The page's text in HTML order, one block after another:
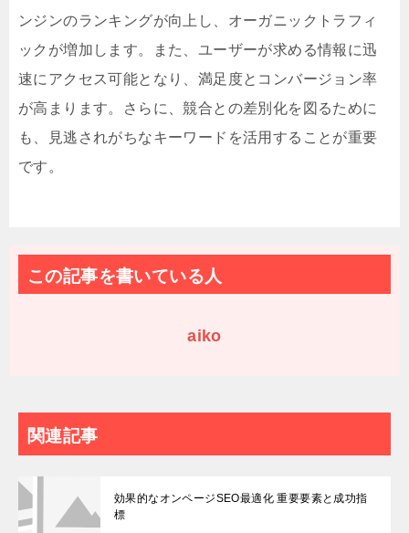
ンジンのランキングが向上し、オーガニックトラフィ
ックが増加します。また、ユーザーが求める情報に迅
速にアクセス可能となり、満足度とコンバージョン率
が高まります。さらに、競合との差別化を図るために
も、見逃されがちなキーワードを活用することが重要
です。
この記事を書いている人
aiko
関連記事
効果的なオンページSEO最適化 重要要素と成功指
標